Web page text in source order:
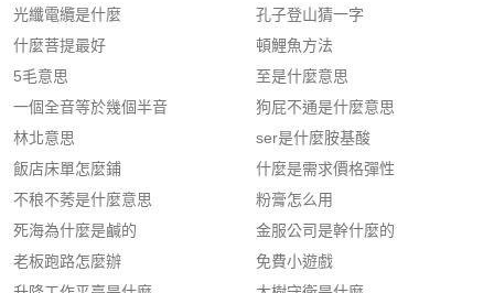
光纖電纜是什麼
什麼菩提最好
5毛意思
一個全音等於幾個半音
林北意思
飯店床單怎麼鋪
不稂不莠是什麼意思
死海為什麼是鹹的
老板跑路怎麼辦
孔子登山猜一字
頓鯉魚方法
至是什麼意思
狗屁不通是什麼意思
ser是什麼胺基酸
什麼是需求價格彈性
粉膏怎么用
金服公司是幹什麼的
免費小遊戲